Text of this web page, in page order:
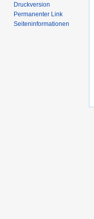
Druckversion
Permanenter Link
Seiten­informationen